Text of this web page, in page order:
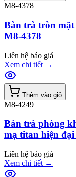
M8-4378
Bàn trà tròn mặt
M8-4378
Liên hệ báo giá
Xem chi tiết →
Thêm vào giỏ
M8-4249
Bàn trà phòng
mạ titan hiện
Liên hệ báo giá
Xem chi tiết →